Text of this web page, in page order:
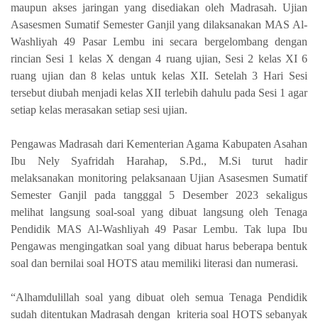
maupun akses jaringan yang disediakan oleh Madrasah. Ujian
Asasesmen Sumatif Semester Ganjil yang dilaksanakan MAS Al-
Washliyah 49 Pasar Lembu ini secara bergelombang dengan
rincian Sesi 1 kelas X dengan 4 ruang ujian, Sesi 2 kelas XI 6
ruang ujian dan 8 kelas untuk kelas XII. Setelah 3 Hari Sesi
tersebut diubah menjadi kelas XII terlebih dahulu pada Sesi 1 agar
setiap kelas merasakan setiap sesi ujian.
Pengawas Madrasah dari Kementerian Agama Kabupaten Asahan
Ibu Nely Syafridah Harahap, S.Pd., M.Si turut hadir
melaksanakan monitoring pelaksanaan Ujian Asasesmen Sumatif
Semester Ganjil pada tangggal 5 Desember 2023 sekaligus
melihat langsung soal-soal yang dibuat langsung oleh Tenaga
Pendidik MAS Al-Washliyah 49 Pasar Lembu. Tak lupa Ibu
Pengawas mengingatkan soal yang dibuat harus beberapa bentuk
soal dan bernilai soal HOTS atau memiliki literasi dan numerasi.
“Alhamdulillah soal yang dibuat oleh semua Tenaga Pendidik
sudah ditentukan Madrasah dengan kriteria soal HOTS sebanyak